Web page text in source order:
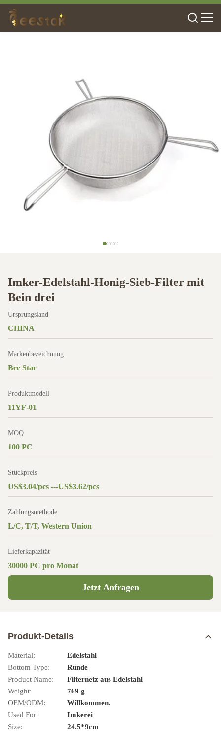
Imker-Edelstahl-Honig-Sieb-Filter mit
Bein drei
Ursprungsland
CHINA
Markenbezeichnung
Bee Star
Produktmodell
11YF-01
MOQ
100 PC
Stückpreis
US$3.04/pcs ---US$3.62/pcs
Zahlungsmethode
L/C, T/T, Western Union
Lieferkapazität
30000 PC pro Monat
Jetzt Anfragen
Produkt-Details
Material:
Edelstahl
Bottom Type:
Runde
Product Name:
Filternetz aus Edelstahl
Weight:
769 g
OEM/ODM:
Willkommen.
Used For:
Imkerei
Size:
24.5*9cm